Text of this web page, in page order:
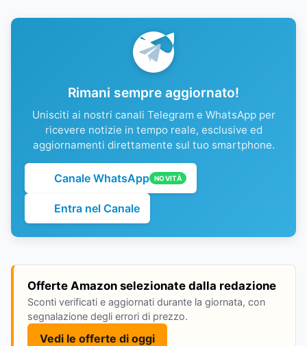
Rimani sempre aggiornato!
Unisciti ai nostri canali Telegram e WhatsApp per
ricevere notizie in tempo reale, esclusive ed
aggiornamenti direttamente sul tuo smartphone.
Canale WhatsApp NOVITÀ
Entra nel Canale
Offerte Amazon selezionate dalla redazione
Sconti verificati e aggiornati durante la giornata, con
segnalazione degli errori di prezzo.
Vedi le offerte di oggi